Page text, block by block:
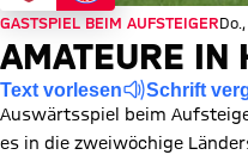
GASTSPIEL BEIM AUFSTEIGER
AMATEURE IN
Text vorlesen Schrift
Auswärtsspiel beim
es in die zweiwöchige